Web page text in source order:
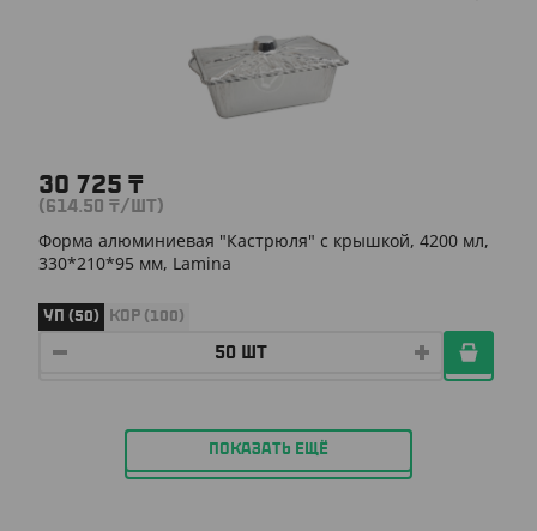
30 725 ₸
(614.50 ₸/ШТ)
Форма алюминиевая "Кастрюля" с крышкой, 4200 мл,
330*210*95 мм, Lamina
УП (50) КОР (100)
ПОКАЗАТЬ ЕЩЁ